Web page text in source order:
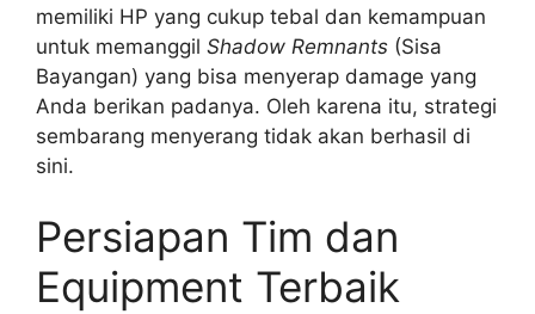
memiliki HP yang cukup tebal dan kemampuan
untuk memanggil Shadow Remnants (Sisa
Bayangan) yang bisa menyerap damage yang
Anda berikan padanya. Oleh karena itu, strategi
sembarang menyerang tidak akan berhasil di
sini.
Persiapan Tim dan
Equipment Terbaik